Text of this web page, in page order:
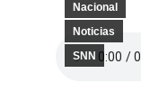
Nacional
Noticias
SNN